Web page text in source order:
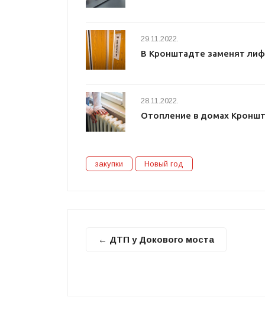
29.11.2022.
В Кронштадте заменят
28.11.2022.
Отопление в домах
закупки Новый год
← ДТП у Докового моста